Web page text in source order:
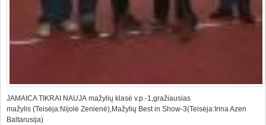
JAMAICA TIKRAI NAUJA mažylių klasė v.p.-1,gražiausias
mažylis (Teisėja:Nijolė Zenienė),Mažylių Best in Show-3(Teisėja:Irina Azen
Baltarusija)